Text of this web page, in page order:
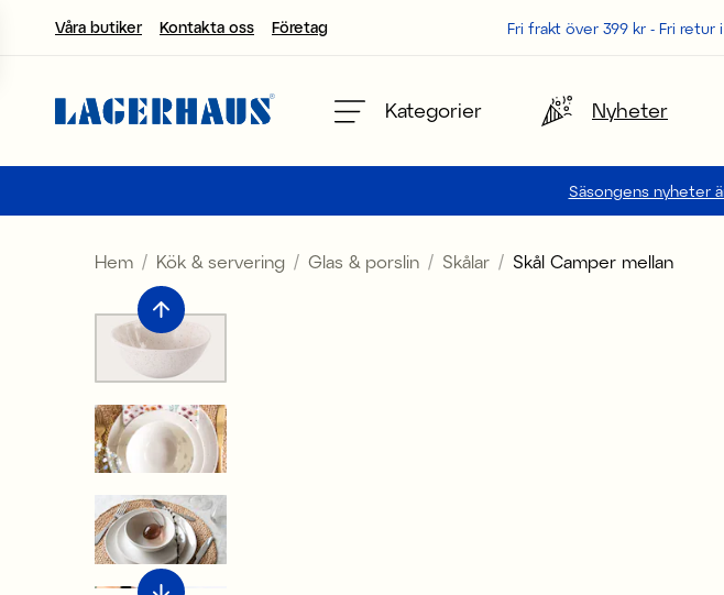
Våra butiker Kontakta oss Företag Fri frakt över 399 kr - Fri retur
Kategorier Nyheter
Säsongens nyheter
Välj språk / valuta
FI / EUR
NO / NKR
SE / SEK
Hem Kök & servering Glas & porslin Skålar Skål Camper mellan